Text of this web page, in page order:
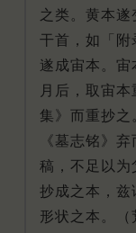
之类。黄本
干首，如「附
遂成宙本。
月后，取宙
集》而重抄之
《墓志铭》
稿，不足以为
抄成之本，兹
形状之本。